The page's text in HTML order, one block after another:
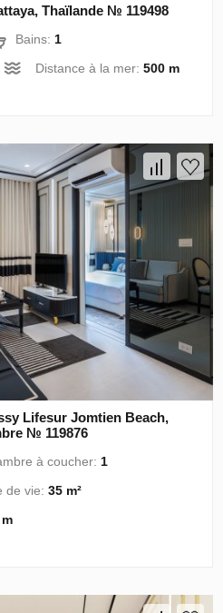
Thaïlande № 119498
Bains: 1
Distance à la mer:500 m
Lifesur Jomtien Beach,
№ 119876
à coucher:1
de vie:35 m²